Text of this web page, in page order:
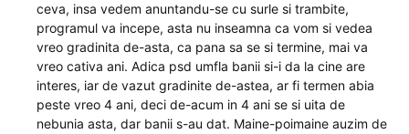
ceva, insa vedem anuntandu-se cu surle si trambite,
programul va incepe, asta nu inseamna ca vom si vedea
vreo gradinita de-asta, ca pana sa se si termine, mai va
vreo cativa ani. Adica psd umfla banii si-i da la cine are
interes, iar de vazut gradinite de-astea, ar fi termen abia
peste vreo 4 ani, deci de-acum in 4 ani se si uita de
nebunia asta, dar banii s-au dat. Maine-poimaine auzim de